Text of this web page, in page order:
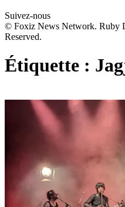
Suivez-nous
© Foxiz News Network. Ruby
Reserved.
Étiquette :